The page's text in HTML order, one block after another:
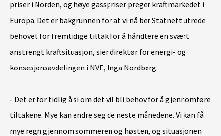
priser i Norden, og høye gasspriser preger kraftmarkedet i
Europa. Det er bakgrunnen for at vi nå ber Statnett utrede
behovet for fremtidige tiltak for å håndtere en svært
anstrengt kraftsituasjon, sier direktør for energi- og
konsesjonsavdelingen i NVE, Inga Nordberg.
- Det er for tidlig å si om det vil bli behov for å gjennomføre
tiltakene. Mye kan endre seg de neste månedene. Vi kan få
mye regn gjennom sommeren og høsten, og situasjonen